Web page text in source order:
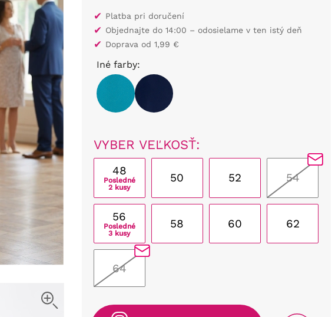
✔ Platba pri doručení
✔ Objednajte do 14:00 – odosielame v ten istý deň
✔ Doprava od 1,99 €
Iné farby:
VYBER VEĽKOSŤ:
48
Posledné
2 kusy
50 52 54
56
Posledné
3 kusy
58 60 62
64